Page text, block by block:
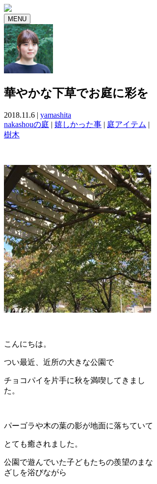
MENU
華やかな下草でお庭に彩を
2018.11.6 | yamashita
nakashouの庭 | 嬉しかった事 | 庭アイテム |
樹木
こんにちは。
つい最近、近所の大きな公園で
チョコパイを片手に秋を満喫してきまし
た。
パーゴラや木の葉の影が地面に落ちていて
とても癒されました。
公園で遊んでいた子どもたちの羨望のまな
ざしを浴びながら